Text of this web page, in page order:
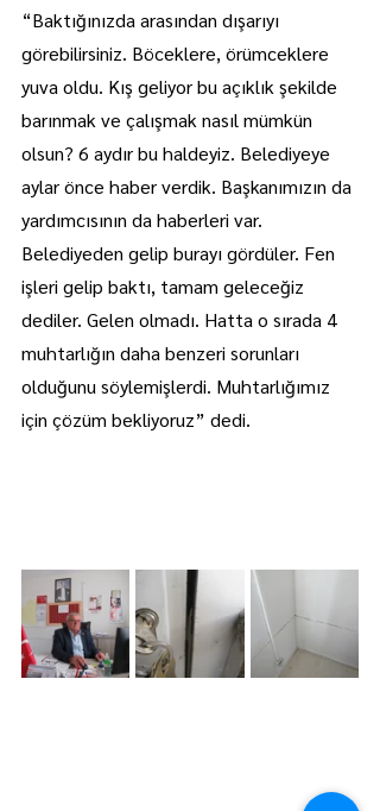
“Baktığınızda arasından dışarıyı
görebilirsiniz. Böceklere, örümceklere
yuva oldu. Kış geliyor bu açıklık şekilde
barınmak ve çalışmak nasıl mümkün
olsun? 6 aydır bu haldeyiz. Belediyeye
aylar önce haber verdik. Başkanımızın da
yardımcısının da haberleri var.
Belediyeden gelip burayı gördüler. Fen
işleri gelip baktı, tamam geleceğiz
dediler. Gelen olmadı. Hatta o sırada 4
muhtarlığın daha benzeri sorunları
olduğunu söylemişlerdi. Muhtarlığımız
için çözüm bekliyoruz” dedi.